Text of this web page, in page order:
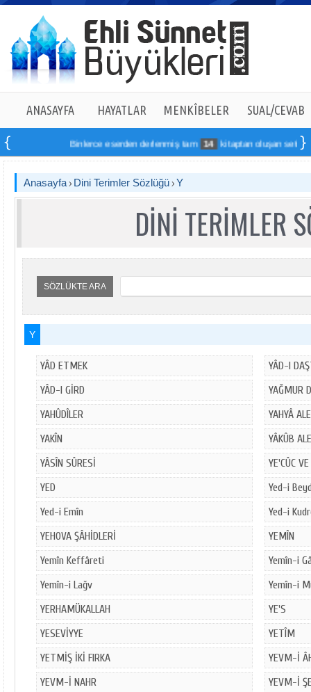
ANASAYFA HAYATLAR MENKÎBELER SUAL/CEVAB
Binlerce eserden derlenmiş tam 14 kitaptan oluşan seti
Anasayfa Dini Terimler Sözlüğü Y
DİNİ TERİMLER
SÖZLÜKTE ARA
Y
YÂD ETMEK
YÂD-I
YÂD-I GİRD
YAĞMUR
YAHÛDÎLER
YAHYÂ
YAKÎN
YÂKÛB
YÂSÎN SÛRESİ
YE'CÛC
YED
Yed-i
Yed-i Emîn
Yed-i
YEHOVA ŞÂHİDLERİ
YEMÎN
Yemîn Keffâreti
Yemîn-i
Yemîn-i Lağv
Yemîn-i
YERHAMÜKALLAH
YE'S
YESEVİYYE
YETÎM
YETMİŞ İKİ FIRKA
YEVM-İ
YEVM-İ NAHR
YEVM-İ